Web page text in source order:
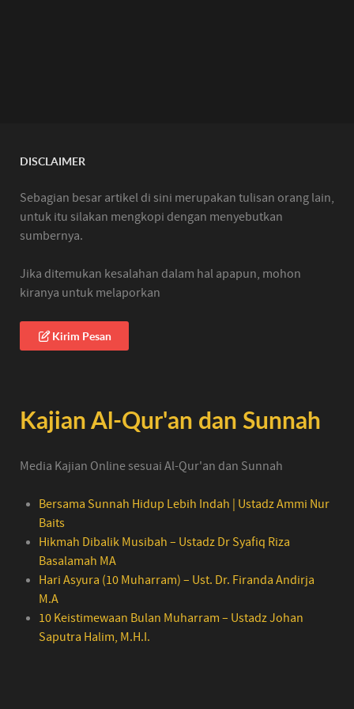
DISCLAIMER
Sebagian besar artikel di sini merupakan tulisan orang lain,
untuk itu silakan mengkopi dengan menyebutkan
sumbernya.
Jika ditemukan kesalahan dalam hal apapun, mohon
kiranya untuk melaporkan
Kirim Pesan
Kajian Al-Qur'an dan Sunnah
Media Kajian Online sesuai Al-Qur'an dan Sunnah
Bersama Sunnah Hidup Lebih Indah | Ustadz Ammi Nur
Baits
Hikmah Dibalik Musibah – Ustadz Dr Syafiq Riza
Basalamah MA
Hari Asyura (10 Muharram) – Ust. Dr. Firanda Andirja
M.A
10 Keistimewaan Bulan Muharram – Ustadz Johan
Saputra Halim, M.H.I.